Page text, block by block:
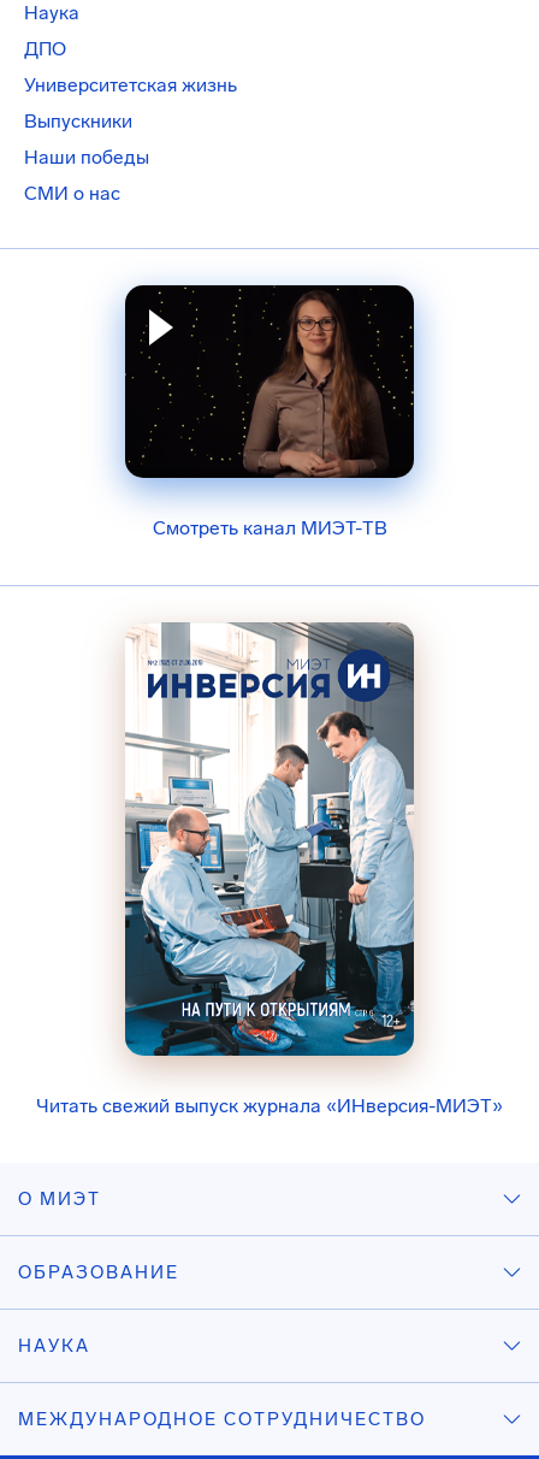
Наука
ДПО
Университетская жизнь
Выпускники
Наши победы
СМИ о нас
Смотреть канал МИЭТ-ТВ
Читать свежий выпуск журнала «ИНверсия-МИЭТ»
О МИЭТ
ОБРАЗОВАНИЕ
НАУКА
МЕЖДУНАРОДНОЕ СОТРУДНИЧЕСТВО